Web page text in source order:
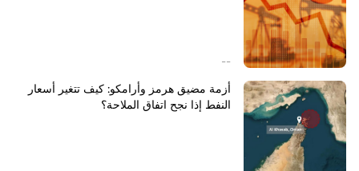
--
أزمة مضيق هرمز وأرامكو: كيف تتغير أسعار
النفط إذا نجح اتفاق الملاحة؟